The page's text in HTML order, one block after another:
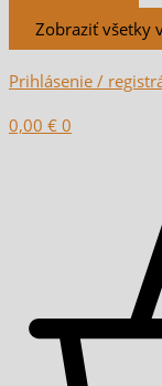
Zobraziť všetky
Prihlásenie /
0,00 € 0